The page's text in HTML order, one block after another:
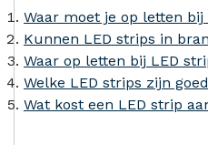
Waar moet je op letten bij
Kunnen LED strips in
Waar op letten bij LED
Welke LED strips zijn
Wat kost een LED strip